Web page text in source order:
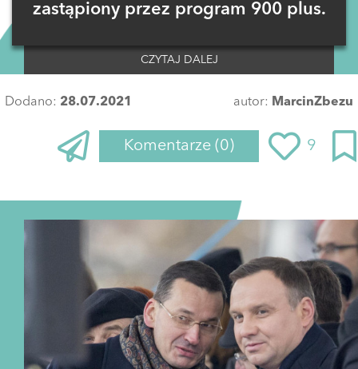
zastąpiony przez program 900 plus.
CZYTAJ DALEJ
Dodano: 28.07.2021 autor: MarcinZbezu
Komentarze (0) 9